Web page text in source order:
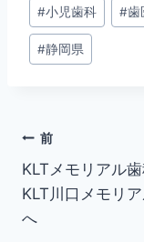
タ
グ:
#小児歯科 #歯
#静岡県
投
稿
ナ
前
KLTメモリアル
KLT川口メモリ
へ